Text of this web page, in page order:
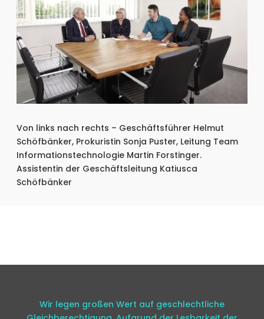
Von links nach rechts – Geschäftsführer Helmut
Schöfbänker, Prokuristin Sonja Puster, Leitung Team
Informationstechnologie Martin Forstinger.
Assistentin der Geschäftsleitung Katiusca
Schöfbänker
Wir legen großen Wert auf geschlechtliche